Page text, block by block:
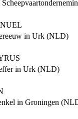
in Urk (NLD)
in Urk (NLD)
in Groningen